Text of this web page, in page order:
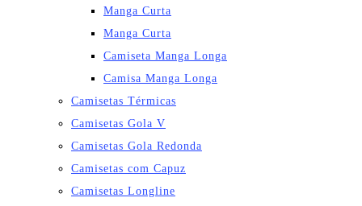
Manga Curta
Manga Curta
Camiseta Manga Longa
Camisa Manga Longa
Camisetas Térmicas
Camisetas Gola V
Camisetas Gola Redonda
Camisetas com Capuz
Camisetas Longline